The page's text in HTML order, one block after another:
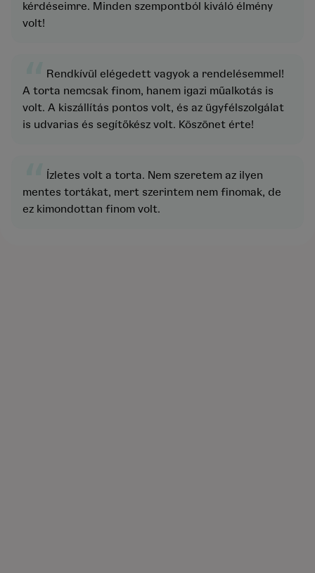
kérdéseimre. Minden szempontból kiváló élmény
volt!
“Rendkívül elégedett vagyok a rendelésemmel!
A torta nemcsak finom, hanem igazi műalkotás is
volt. A kiszállítás pontos volt, és az ügyfélszolgálat
is udvarias és segítőkész volt. Köszönet érte!
“Ízletes volt a torta. Nem szeretem az ilyen
mentes tortákat, mert szerintem nem finomak, de
ez kimondottan finom volt.